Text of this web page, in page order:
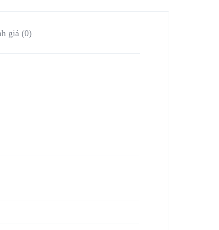
giá (0)